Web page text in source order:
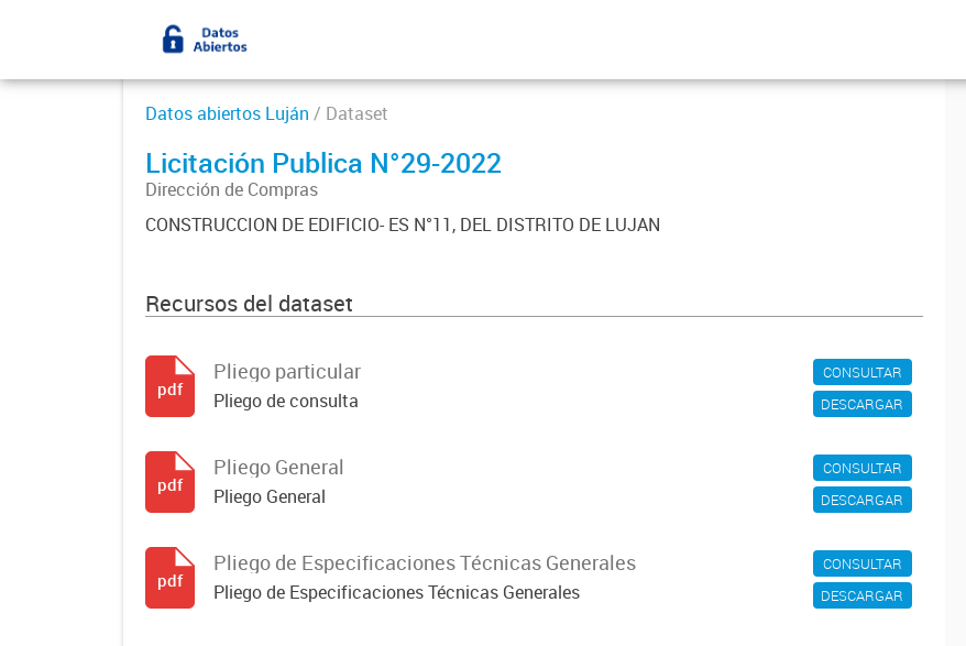
Datos abiertos Luján / Dataset
Licitación Publica N°29-2022
Dirección de Compras
CONSTRUCCION DE EDIFICIO- ES N°11, DEL DISTRITO DE LUJAN
Recursos del dataset
CONSULTAR
DESCARGAR
Pliego particular
Pliego de consulta
pdf
CONSULTAR
DESCARGAR
Pliego General
Pliego General
pdf
CONSULTAR
DESCARGAR
Pliego de Especificaciones Técnicas Generales
Pliego de Especificaciones Técnicas Generales
pdf